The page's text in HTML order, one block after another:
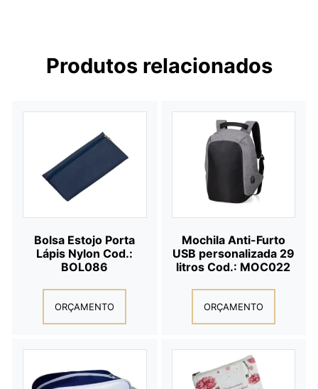
Produtos relacionados
Bolsa Estojo Porta
Lápis Nylon Cod.:
BOL086
ORÇAMENTO
Mochila Anti-Furto
USB personalizada 29
litros Cod.: MOC022
ORÇAMENTO